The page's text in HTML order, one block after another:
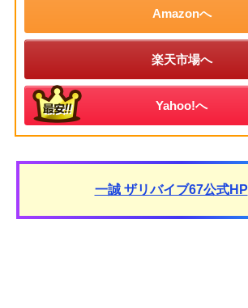
Amazonへ
楽天市場へ
Yahoo!へ
一誠 ザリバイブ67公式HP